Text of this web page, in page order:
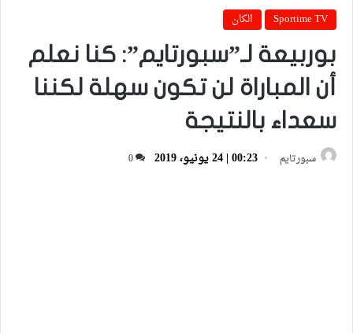
Sportime TV
الكان
بوربيعة لـ”سبورتايم”: كنا نعلم
أن المباراة لن تكون سهلة لكننا
سعداء بالنتيجة
سبورتايم 00:23 | 24 يونيو، 2019 0